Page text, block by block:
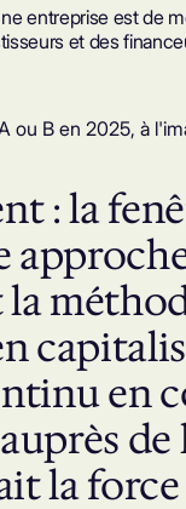
entreprise est
et des
ou B en 2025, à
: la
en
la